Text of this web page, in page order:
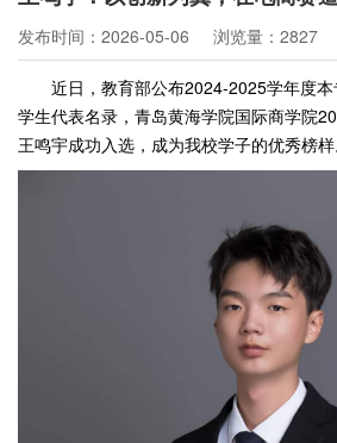
发布时间：2026-05-06 浏览量：2827
近日，教育部公布2024-2025学年度
学生代表名录，青岛黄海学院国际商学院
王鸣宇成功入选，成为我校学子的优秀榜样